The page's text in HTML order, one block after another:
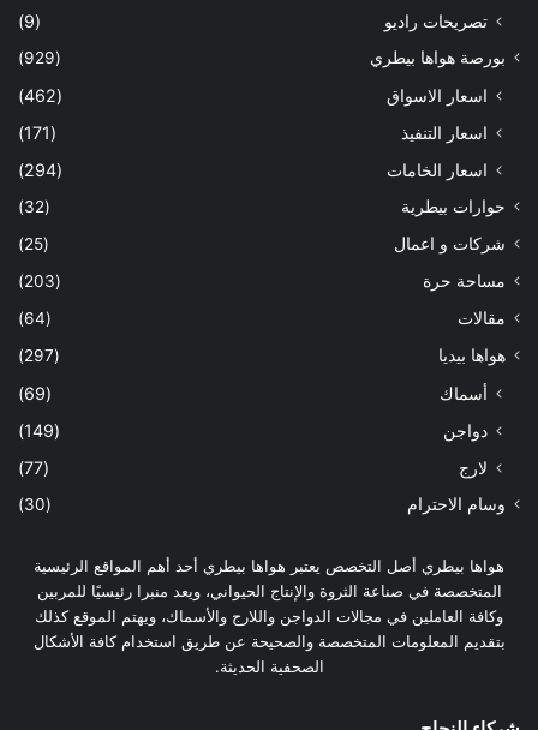
تصريحات راديو
(9)
بورصة هواها بيطري (929)
اسعار الاسواق
(462)
اسعار التنفيذ
(171)
اسعار الخامات
(294)
حوارات بيطرية
(32)
شركات و اعمال
(25)
مساحة حرة
(203)
مقالات
(64)
هواها بيديا
(297)
أسماك
(69)
دواجن
(149)
لارج
(77)
وسام الاحترام (30)
هواها بيطري أصل التخصص يعتبر هواها بيطري أحد أهم المواقع الرئيسية
المتخصصة في صناعة الثروة والإنتاج الحيواني، ويعد منبرا رئيسيًا للمربين
وكافة العاملين في مجالات الدواجن واللارج والأسماك، ويهتم الموقع كذلك
بتقديم المعلومات المتخصصة والصحيحة عن طريق استخدام كافة الأشكال
الصحفية الحديثة.